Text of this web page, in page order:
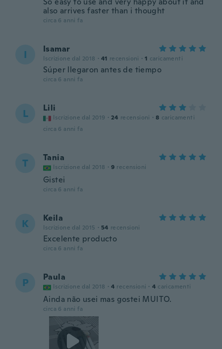
also arrives faster than i thought
circa 6 anni fa
I Isamar
Iscrizione dal 2018 · 41 recensioni · 1 caricamenti
Súper llegaron antes de tiempo
circa 6 anni fa
L Lili
Iscrizione dal 2019 · 24 recensioni · 8 caricamenti
circa 6 anni fa
T Tania
Iscrizione dal 2018 · 9 recensioni
Gistei
circa 6 anni fa
K Keila
Iscrizione dal 2015 · 54 recensioni
Excelente producto
circa 6 anni fa
P Paula
Iscrizione dal 2018 · 4 recensioni · 4 caricamenti
Ainda não usei mas gostei MUITO.
circa 6 anni fa